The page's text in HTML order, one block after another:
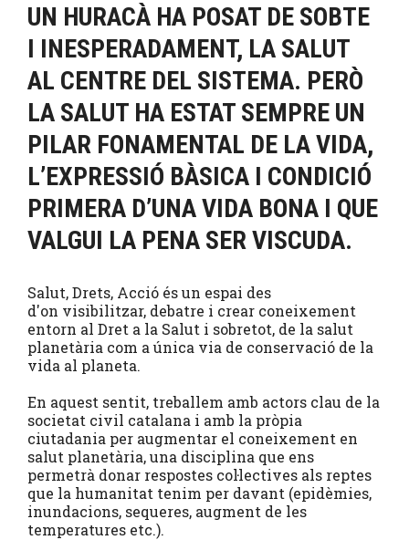
UN HURACÀ HA POSAT DE SOBTE
I INESPERADAMENT, LA SALUT
AL CENTRE DEL SISTEMA. PERÒ
LA SALUT HA ESTAT SEMPRE UN
PILAR FONAMENTAL DE LA VIDA,
L’EXPRESSIÓ BÀSICA I CONDICIÓ
PRIMERA D’UNA VIDA BONA I QUE
VALGUI LA PENA SER VISCUDA.
Salut, Drets, Acció és un espai des
d'on visibilitzar, debatre i crear coneixement
entorn al Dret a la Salut i sobretot, de la salut
planetària com a única via de conservació de la
vida al planeta.
En aquest sentit, treballem amb actors clau de la
societat civil catalana i amb la pròpia
ciutadania per augmentar el coneixement en
salut planetària, una disciplina que ens
permetrà donar respostes col·lectives als reptes
que la humanitat tenim per davant (epidèmies,
inundacions, sequeres, augment de les
temperatures etc.).